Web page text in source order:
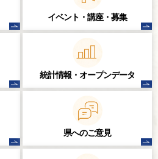
イベント・講座・ 募集
統計情報・ オープンデータ
県へのご意見